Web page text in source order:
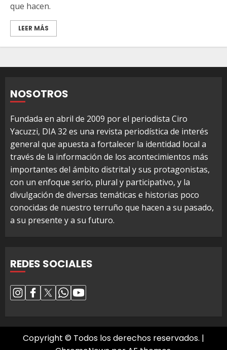
que hacen.
LEER MÁS
NOSOTROS
Fundada en abril de 2009 por el periodista Ciro
Yacuzzi, DIA 32 es una revista periodística de interés
general que apuesta a fortalecer la identidad local a
través de la información de los acontecimientos más
importantes del ámbito distrital y sus protagonistas,
con un enfoque serio, plural y participativo, y la
divulgación de diversas temáticas e historias poco
conocidas de nuestro terruño que hacen a su pasado,
a su presente y a su futuro.
REDES SOCIALES
Copyright © Todos los derechos reservados. |